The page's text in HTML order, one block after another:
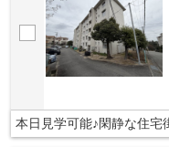
本日見学可能♪閑静な住宅